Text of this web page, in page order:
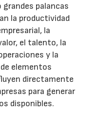
grandes palancas
la productividad
la
el talento, la
y la
elementos
directamente
para generar
disponibles.